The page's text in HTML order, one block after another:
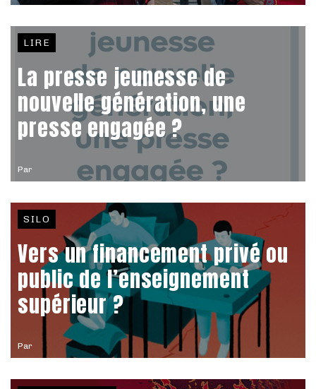
Par
LIRE
La presse jeunesse de
nouvelle génération, une
presse engagée ?
Par
SILO
Vers un financement privé ou
public de l’enseignement
supérieur ?